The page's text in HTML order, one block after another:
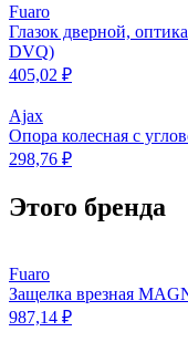
Fuaro
Глазок дверной,
DVQ)
405,02 ₽
Ajax
Опора колесная с
298,76 ₽
Этого бренда
Fuaro
Защелка врезная
987,14 ₽